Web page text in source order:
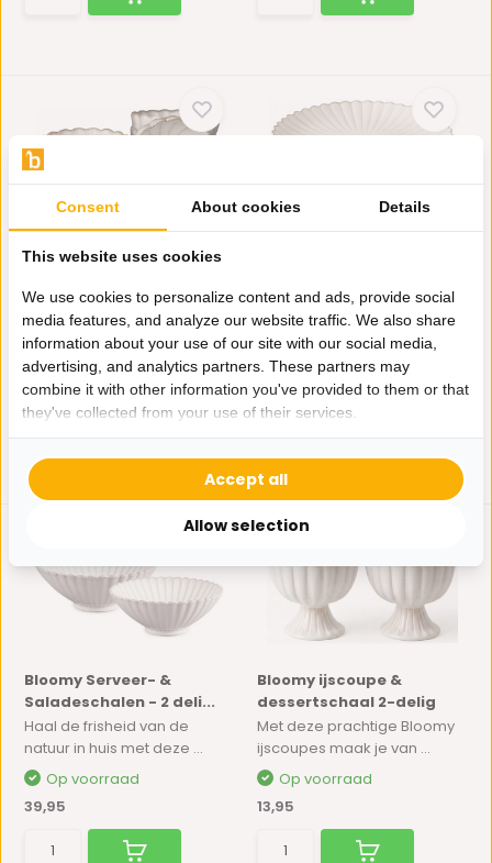
Bloomy Porseleinen
Serveer uw favoriete soepen
in stijl met deze pr...
Op voorraad
27,45
Geef je gebak en lekkernijen
het podium dat ze v...
Op voorraad
23,95
Bloomy Serveer- &
Saladeschalen - 2 deli...
Haal de frisheid van de
natuur in huis met deze ...
Op voorraad
39,95
Bloomy ijscoupe &
dessertschaal 2-delig
Met deze prachtige Bloomy
ijscoupes maak je van ...
Op voorraad
13,95
Consent About cookies Details
This website uses cookies
We use cookies to personalize content and ads, provide social
media features, and analyze our website traffic. We also share
information about your use of our site with our social media,
advertising, and analytics partners. These partners may
combine it with other information you've provided to them or that
they've collected from your use of their services.
Allow selection
Accept all